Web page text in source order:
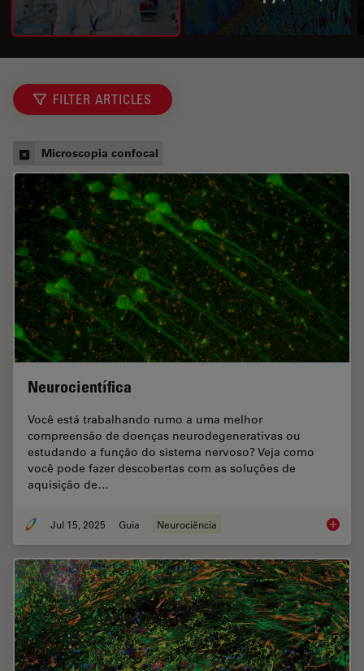
FILTER ARTICLES
Microscopia confocal
Neurocientífica
Você está trabalhando rumo a uma melhor
compreensão de doenças neurodegenerativas ou
estudando a função do sistema nervoso? Veja como
você pode fazer descobertas com as soluções de
aquisição de…
Jul 15, 2025 Guia Neurociência